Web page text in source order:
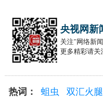
央视网新
关注"网络新
更多精彩请关
热词： 蛆虫 双汇火